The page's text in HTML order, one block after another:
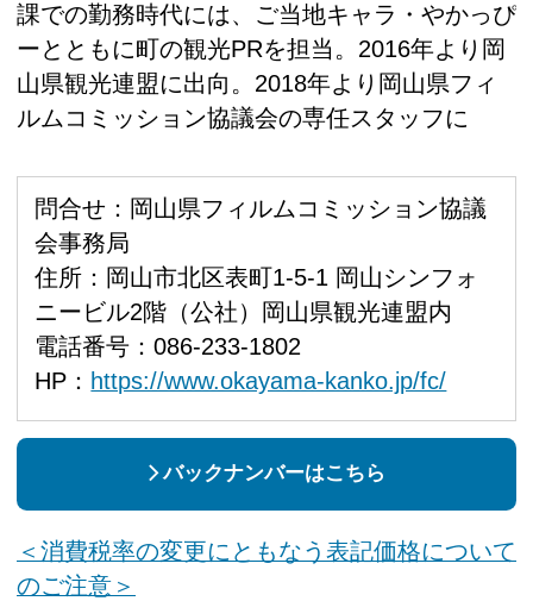
課での勤務時代には、ご当地キャラ・やかっぴ
ーとともに町の観光PRを担当。2016年より岡
山県観光連盟に出向。2018年より岡山県フィ
ルムコミッション協議会の専任スタッフに
問合せ：岡山県フィルムコミッション協議
会事務局
住所：岡山市北区表町1-5-1 岡山シンフォ
ニービル2階（公社）岡山県観光連盟内
電話番号：086-233-1802
HP： https://www.okayama-kanko.jp/fc/
バックナンバーはこちら
＜消費税率の変更にともなう表記価格について
のご注意＞